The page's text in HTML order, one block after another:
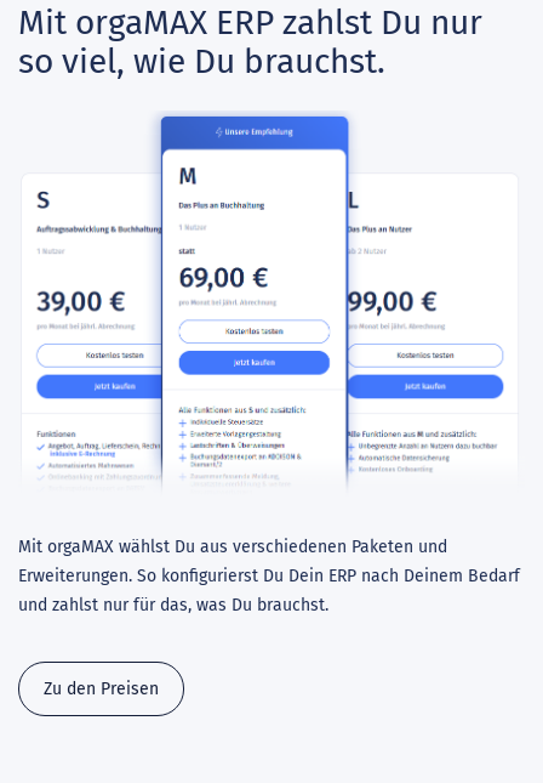
Mit orgaMAX ERP zahlst Du nur
so viel, wie Du brauchst.
Mit orgaMAX wählst Du aus verschiedenen Paketen und
Erweiterungen. So konfigurierst Du Dein ERP nach Deinem Bedarf
und zahlst nur für das, was Du brauchst.
Zu den Preisen